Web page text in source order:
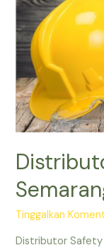
Tinggalkan
Distributor Safety